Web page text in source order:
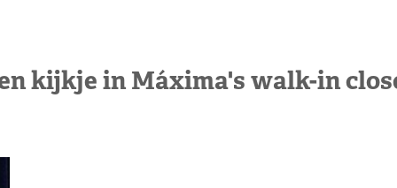
kijkje in Máxima's walk-in